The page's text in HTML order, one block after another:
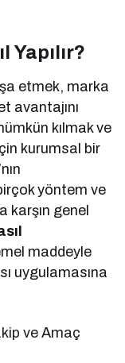
Yapılır?
etmek, marka
avantajını
kılmak ve
kurumsal bir
yöntem ve
genel
maddeyle
uygulamasına
ve Amaç